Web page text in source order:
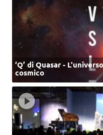
‘Q’ di Quasar -
cosmico